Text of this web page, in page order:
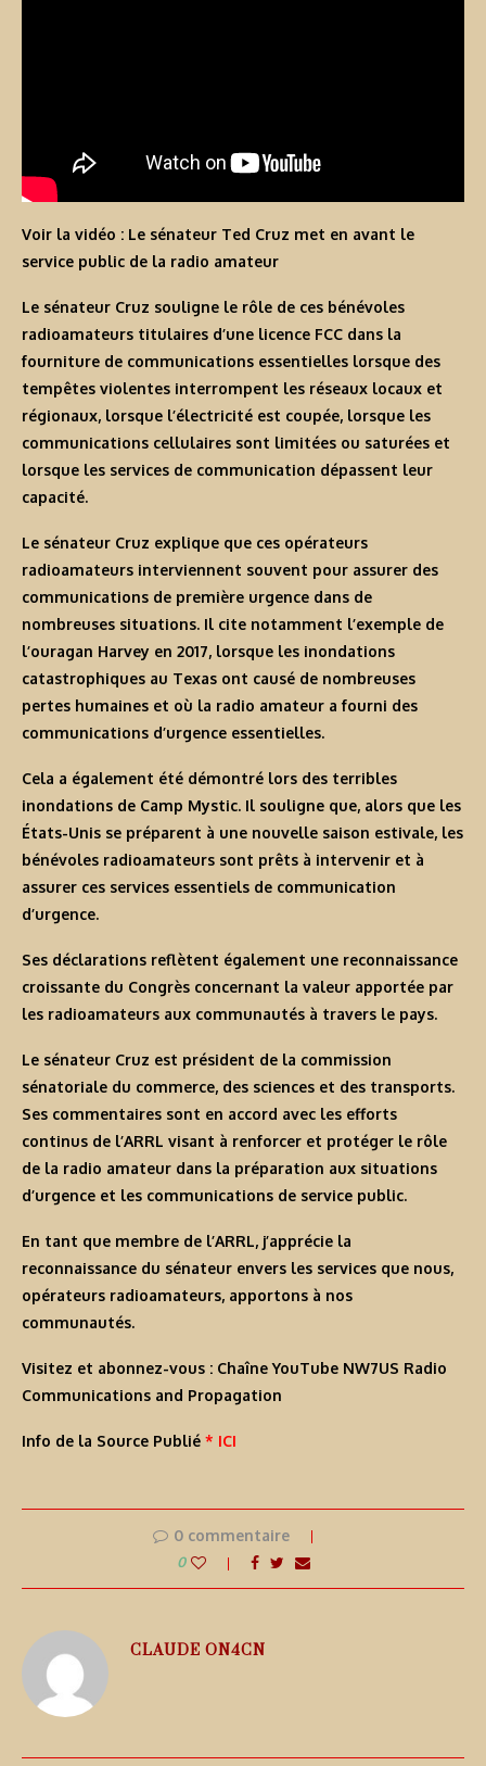
Voir la vidéo : Le sénateur Ted Cruz met en avant le
service public de la radio amateur
Le sénateur Cruz souligne le rôle de ces bénévoles
radioamateurs titulaires d’une licence FCC dans la
fourniture de communications essentielles lorsque des
tempêtes violentes interrompent les réseaux locaux et
régionaux, lorsque l’électricité est coupée, lorsque les
communications cellulaires sont limitées ou saturées et
lorsque les services de communication dépassent leur
capacité.
Le sénateur Cruz explique que ces opérateurs
radioamateurs interviennent souvent pour assurer des
communications de première urgence dans de
nombreuses situations. Il cite notamment l’exemple de
l’ouragan Harvey en 2017, lorsque les inondations
catastrophiques au Texas ont causé de nombreuses
pertes humaines et où la radio amateur a fourni des
communications d’urgence essentielles.
Cela a également été démontré lors des terribles
inondations de Camp Mystic. Il souligne que, alors que les
États-Unis se préparent à une nouvelle saison estivale, les
bénévoles radioamateurs sont prêts à intervenir et à
assurer ces services essentiels de communication
d’urgence.
Ses déclarations reflètent également une reconnaissance
croissante du Congrès concernant la valeur apportée par
les radioamateurs aux communautés à travers le pays.
Le sénateur Cruz est président de la commission
sénatoriale du commerce, des sciences et des transports.
Ses commentaires sont en accord avec les efforts
continus de l’ARRL visant à renforcer et protéger le rôle
de la radio amateur dans la préparation aux situations
d’urgence et les communications de service public.
En tant que membre de l’ARRL, j’apprécie la
reconnaissance du sénateur envers les services que nous,
opérateurs radioamateurs, apportons à nos
communautés.
Visitez et abonnez-vous : Chaîne YouTube NW7US Radio
Communications and Propagation
Info de la Source Publié * ICI
0 commentaire
0
CLAUDE ON4CN